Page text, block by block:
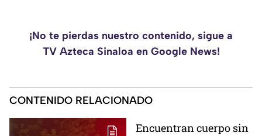
¡No te pierdas nuestro contenido, sigue a
TV Azteca Sinaloa en Google News!
CONTENIDO RELACIONADO
Encuentran cuerpo sin